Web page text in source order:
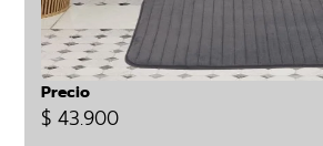
Precio
$ 43.900